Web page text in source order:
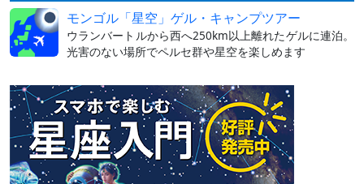
モンゴル「星空」ゲル・キャンプツアー
ウランバートルから西へ250km以上離れたゲルに連泊。
光害のない場所でペルセ群や星空を楽しめます